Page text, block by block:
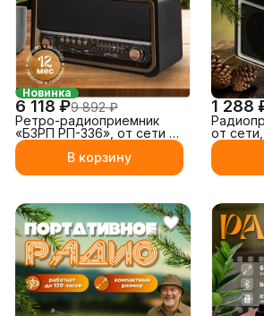
Новинка
6 118 ₽9 892 ₽
Ретро-радиоприемник
«БЗРП РП-336», от сети и
аккумулятора
В корзину
1 288
от
и от